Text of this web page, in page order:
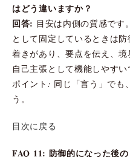
はどう違いますか？
回答: 目安は内側の質感です
として固定しているときは
着きがあり、要点を伝え、
自己主張として機能しやすい
ポイント: 同じ「言う」でも
う。
目次に戻る
FAQ 11: 防御的になった後